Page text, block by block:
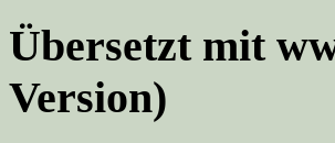
Übersetzt mit
Version)